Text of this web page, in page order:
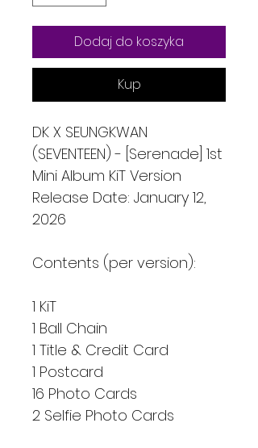
Dodaj do koszyka
Kup
DK X SEUNGKWAN
(SEVENTEEN) - [Serenade] 1st
Mini Album KiT Version
Release Date: January 12,
2026
Contents (per version):
1 KiT
1 Ball Chain
1 Title & Credit Card
1 Postcard
16 Photo Cards
2 Selfie Photo Cards